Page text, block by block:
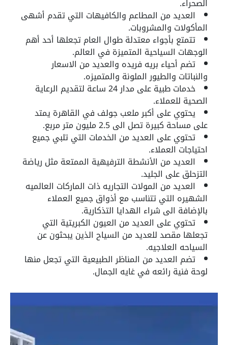
الصحراء.
العديد من المطاعم والكافيهات التي تقدم أشهى
المأكولات والمشروبات.
تتمتع بأجواء معتدلة طوال العام تجعلها أحد أهم
الوجهات السياحية المتميزة في العالم.
تضم أحياء بريه فريده والعديد من الاسعار
والنباتات والطيور الملونة والمتميزه.
خدمات طبية على مدار 24 ساعة لتقديم الرعاية
الصحية للعملاء.
يحتوي على أكبر ملعب جولف في القاهرة يمتد
على مساحة كبيرة تصل الى 2.5 مليون متر مربع.
تحتوي على العديد من الخدمات التي تلبي جميع
احتياجات العملاء.
العديد من الأنشطة الترفيهية الممتعة مثل رياضة
التزحلق على الجليد.
العديد من المولات التجاريه ذات الماركات العالميه
الشهيره التي تتناسب مع أذواق جميع العملاء
بالإضافة الى شراء الهدايا التذكارية.
تحتوي على العديد من العيون الكبريتية التي
تجعلها مقصد للعديد من السياح الذين يبحثون عن
السياحه العلاجيه.
تضم العديد من المناظر الطبيعية التي تجعل منها
لوحة فنية رائعه في غايه الجمال.